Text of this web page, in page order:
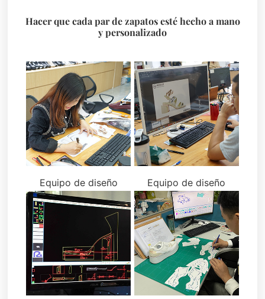
Hacer que cada par de zapatos esté hecho a mano
y personalizado
Equipo de diseño Equipo de diseño